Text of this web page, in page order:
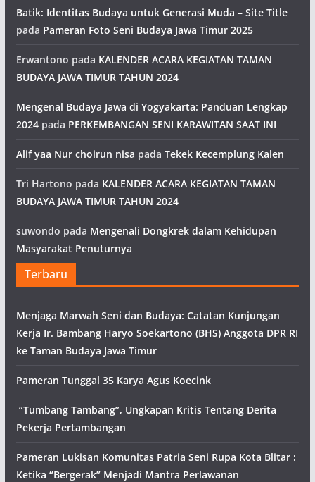
Batik: Identitas Budaya untuk Generasi Muda – Site Title
pada Pameran Foto Seni Budaya Jawa Timur 2025
Erwantono pada KALENDER ACARA KEGIATAN TAMAN
BUDAYA JAWA TIMUR TAHUN 2024
Mengenal Budaya Jawa di Yogyakarta: Panduan Lengkap
2024pada PERKEMBANGAN SENI KARAWITAN SAAT INI
Alif yaa Nur choirun nisa pada Tekek Kecemplung Kalen
Tri Hartono pada KALENDER ACARA KEGIATAN TAMAN
BUDAYA JAWA TIMUR TAHUN 2024
suwondo pada Mengenali Dongkrek dalam Kehidupan
Masyarakat Penuturnya
Terbaru
Menjaga Marwah Seni dan Budaya: Catatan Kunjungan
Kerja Ir. Bambang Haryo Soekartono (BHS) Anggota DPR RI
ke Taman Budaya Jawa Timur
Pameran Tunggal 35 Karya Agus Koecink
“Tumbang Tambang”, Ungkapan Kritis Tentang Derita
Pekerja Pertambangan
Pameran Lukisan Komunitas Patria Seni Rupa Kota Blitar :
Ketika “Bergerak” Menjadi Mantra Perlawanan